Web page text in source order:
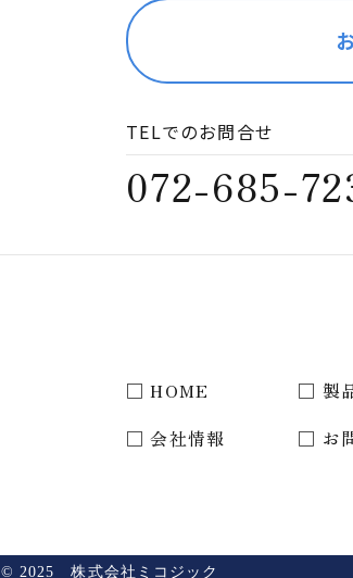
TELでのお問合せ
072-685-
HOME 製
会社情報
お
© 2025株式会社ミコジック